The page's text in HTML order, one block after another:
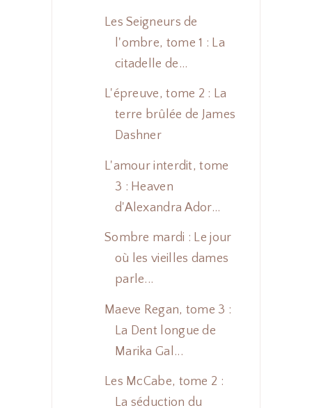
Les Seigneurs de
l'ombre, tome 1 : La
citadelle de...
L'épreuve, tome 2 : La
terre brûlée de James
Dashner
L'amour interdit, tome
3 : Heaven
d'Alexandra Ador...
Sombre mardi : Le jour
où les vieilles dames
parle...
Maeve Regan, tome 3 :
La Dent longue de
Marika Gal...
Les McCabe, tome 2 :
La séduction du